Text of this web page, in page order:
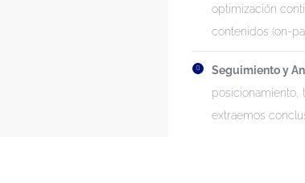
optimización
contenidos (on-
Seguimiento y
posicionamiento,
extraemos